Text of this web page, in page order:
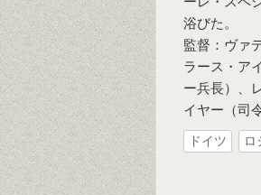
浴びた。
監督：ヴァ
ラース・ア
ー兵長）、
イヤー（司
ドイツ ロ